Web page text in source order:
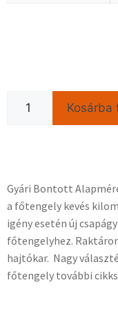
Kosárba
Gyári Bontott
a főtengely kevés
igény esetén új
főtengelyhez.
hajtókar. Nagy
főtengely további